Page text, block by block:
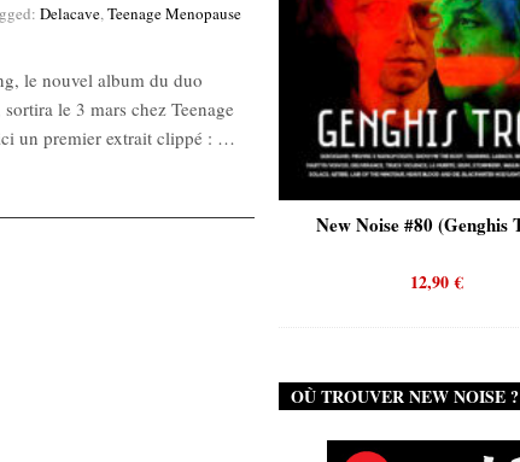
Delacave,Teenage Menopause
le nouvel album du duo
le 3 mars chez Teenage
un premier extrait clippé : …
New Noise #80 (Genghis Tron)
OÙ TROUVER NEW NOISE ?